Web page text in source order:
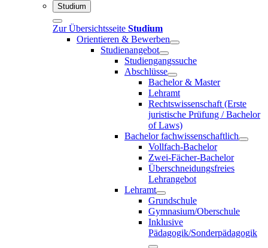
Studium
Zur Übersichtsseite Studium
Orientieren & Bewerben
Studienangebot
Studiengangssuche
Abschlüsse
Bachelor & Master
Lehramt
Rechtswissenschaft (Erste
juristische Prüfung / Bachelor
of Laws)
Bachelor fachwissenschaftlich
Vollfach-Bachelor
Zwei-Fächer-Bachelor
Überschneidungsfreies
Lehrangebot
Lehramt
Grundschule
Gymnasium/Oberschule
Inklusive
Pädagogik/Sonderpädagogik